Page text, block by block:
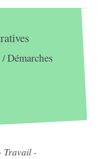
/Démarches
Travail -